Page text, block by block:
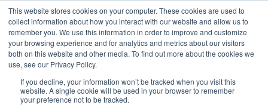
This website stores cookies on your computer. These cookies are used to
collect information about how you interact with our website and allow us to
remember you. We use this information in order to improve and customize
your browsing experience and for analytics and metrics about our visitors
both on this website and other media. To find out more about the cookies we
use, see our Privacy Policy.
If you decline, your information won’t be tracked when you visit this
website. A single cookie will be used in your browser to remember
your preference not to be tracked.
Skip
to
content
2155 9055
預約